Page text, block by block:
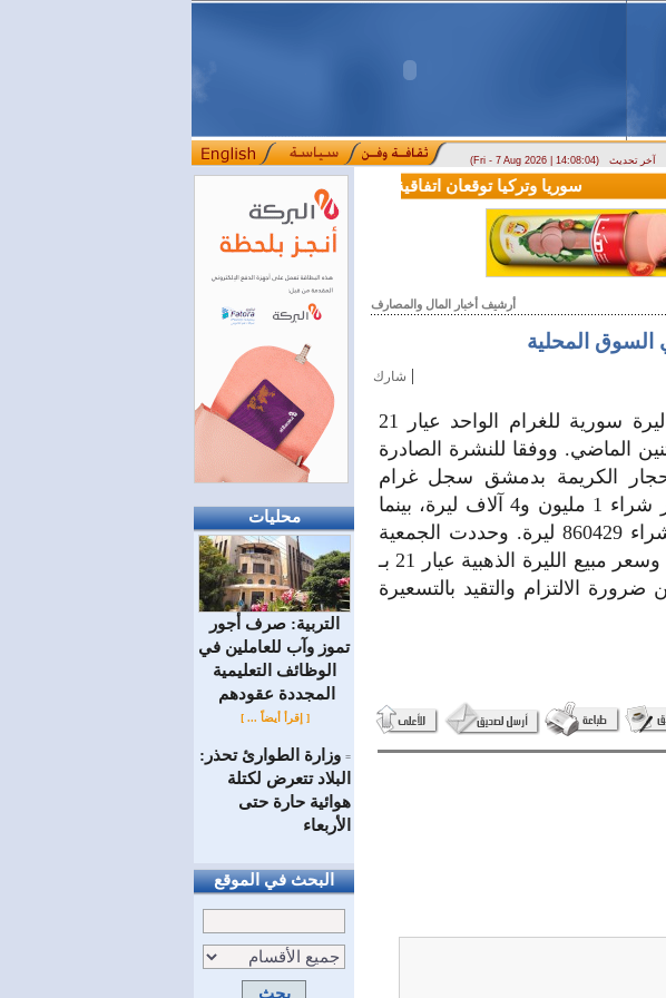
(Fri - 7 Aug 2026 | 14:08:04) آخر تحديث
محليات
التربية: صرف أجور
تموز وآب للعاملين في
الوظائف ‏التعليمية
المجددة عقودهم ‏
[ إقرأ أيضاً ... ]
= وزارة الطوارئ تحذر:
البلاد تتعرض لكتلة
هوائية حارة حتى
الأربعاء
البحث في الموقع
سوريا وتركيا توقعان اتفاقية تعاون في مجالي التعليم العالي والبحث العلمي
أرشيف أخبار المال والمصارف
السوق المحلية
شارك |
ارتفع سعر الذهب في السوق المحلية اليوم 20 ألف ليرة سورية للغرام الواحد عيار 21
الماضي. ووفقا للنشرة الصادرة
الكريمة بدمشق سجل غرام
الذهب عيار 21 سعر مبيع 1 مليون و5 آلاف ليرة، وسعر شراء 1 مليون و4 آلاف ليرة، بينما
سجل الغرام عيار 18 سعر مبيع 861429 ليرة، وسعر شراء 860429 ليرة. وحددت الجمعية
سعر مبيع الأونصة عيار 995 بـ 36 مليوناً و300 ألف ليرة، وسعر مبيع الليرة الذهبية عيار 21 بـ
ضرورة الالتزام والتقيد بالتسعيرة